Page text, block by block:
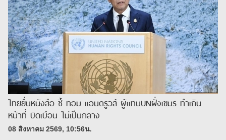
ไทยยื่นหนังสือ ชี้ ทอม แอนดรูวส์ ผู้แทนUNฝั่งเขมร ทำเกิน
หน้าที่ บิดเบือน ไม่เป็นกลาง
08 สิงหาคม 2569, 10:56น.